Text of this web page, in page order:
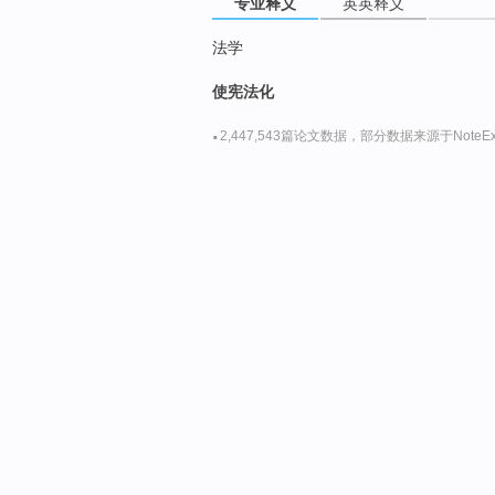
法学
使宪法化
· 2,447,543篇论文数据，部分数据来源于